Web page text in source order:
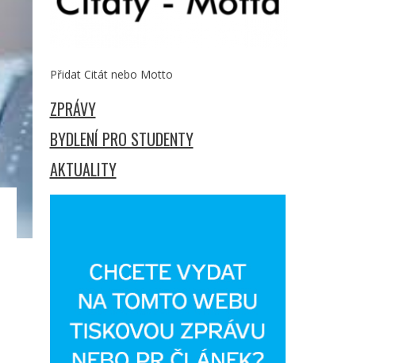
Přidat Citát nebo Motto
ZPRÁVY
BYDLENÍ PRO STUDENTY
AKTUALITY